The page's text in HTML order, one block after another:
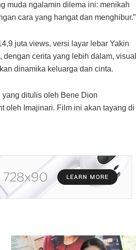
muda ngalamin dilema ini: menikah
cara yang hangat dan menghibur.”
juta views, versi layar lebar Yakin
cerita yang lebih dalam, visual
dinamika keluarga dan cinta.
ditulis oleh Bene Dion
oleh Imajinari. Film ini akan tayang di